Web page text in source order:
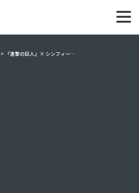
> 『進撃の巨人』× シンフィールド